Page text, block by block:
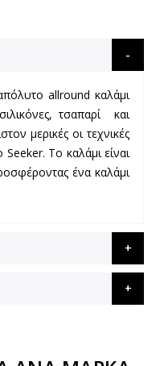
allround καλάμι
τσαπαρί και
μερικές οι τεχνικές
Το καλάμι είναι
ένα καλάμι